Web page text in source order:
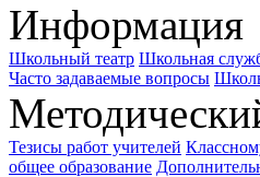
Информация
Школьный театр Школьная
Часто задаваемые вопросы
Тезисы работ учителей
общее образование